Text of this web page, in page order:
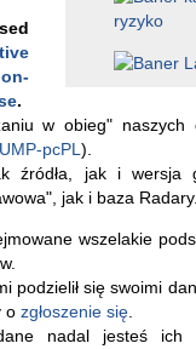
.
w obieg" naszych
UMP-pcPL ).
źródła, jak i wersja
jak i baza Radary.
wszelakie
podzielił się swoimi
o zgłoszenie się.
nadal jesteś ich